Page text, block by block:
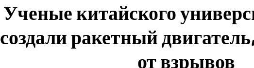
Ученые китайского
создали ракетный
от взрывов